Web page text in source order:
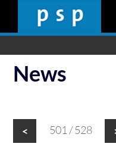
News
< 501 / 528